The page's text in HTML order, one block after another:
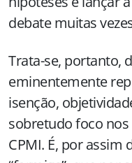
debate muitas
Trata-se, portanto,
eminentemente
isenção,
sobretudo foco
CPMI. É, por assim